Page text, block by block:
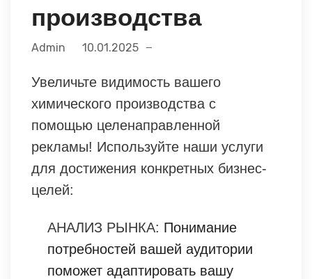
производства
Admin 10.01.2025
Увеличьте видимость вашего
химического производства с
помощью целенаправленной
рекламы! Используйте наши услуги
для достижения конкретных бизнес-
целей:
АНАЛИЗ РЫНКА: Понимание
потребностей вашей аудитории
поможет адаптировать вашу